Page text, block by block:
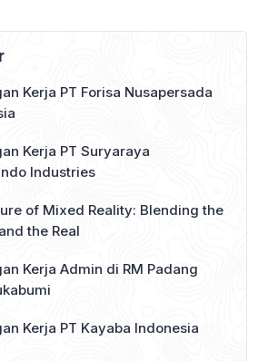
Kerja PT Forisa Nusapersada
Kerja PT Suryaraya
Industries
of Mixed Reality: Blending the
the Real
Kerja Admin di RM Padang
Kerja PT Kayaba Indonesia